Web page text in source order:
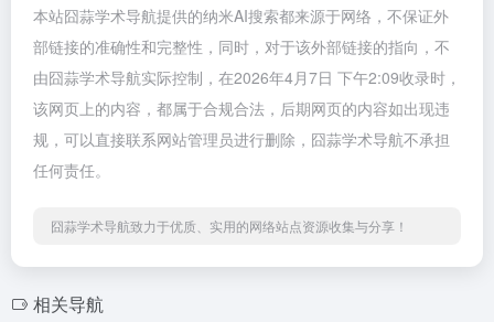
本站囧蒜学术导航提供的纳米AI搜索都来源于网络，不保证外
部链接的准确性和完整性，同时，对于该外部链接的指向，不
由囧蒜学术导航实际控制，在2026年4月7日 下午2:09收录时，
该网页上的内容，都属于合规合法，后期网页的内容如出现违
规，可以直接联系网站管理员进行删除，囧蒜学术导航不承担
任何责任。
囧蒜学术导航致力于优质、实用的网络站点资源收集与分享！
相关导航